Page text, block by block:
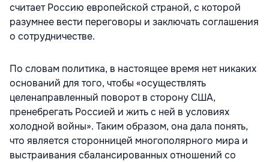
считает Россию европейской страной, с которой
разумнее вести переговоры и заключать соглашения
о сотрудничестве.
По словам политика, в настоящее время нет никаких
оснований для того, чтобы «осуществлять
целенаправленный поворот в сторону США,
пренебрегать Россией и жить с ней в условиях
холодной войны». Таким образом, она дала понять,
что является сторонницей многополярного мира и
выстраивания сбалансированных отношений со